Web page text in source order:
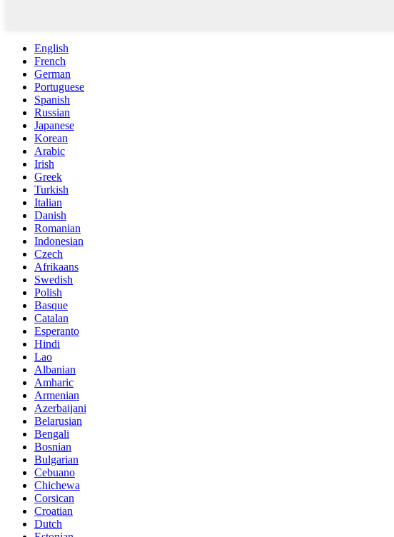
English
French
German
Portuguese
Spanish
Russian
Japanese
Korean
Arabic
Irish
Greek
Turkish
Italian
Danish
Romanian
Indonesian
Czech
Afrikaans
Swedish
Polish
Basque
Catalan
Esperanto
Hindi
Lao
Albanian
Amharic
Armenian
Azerbaijani
Belarusian
Bengali
Bosnian
Bulgarian
Cebuano
Chichewa
Corsican
Croatian
Dutch